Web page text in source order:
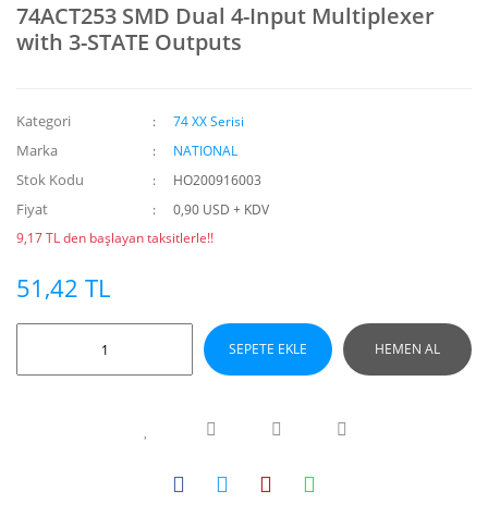
74ACT253 SMD Dual 4-Input Multiplexer
with 3-STATE Outputs
Kategori 74 XX Serisi
Marka NATIONAL
Stok Kodu HO200916003
Fiyat
0,90 USD + KDV
9,17 TL den başlayan taksitlerle!!
51,42 TL
SEPETE EKLE HEMEN AL